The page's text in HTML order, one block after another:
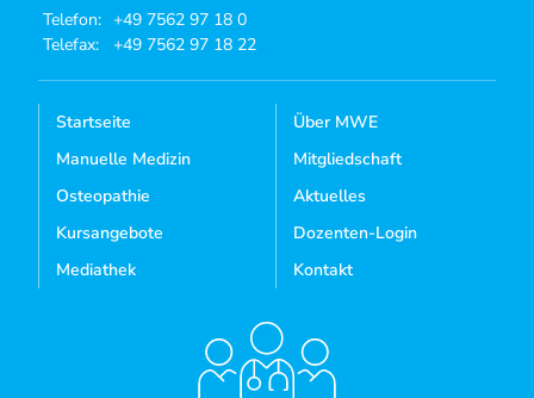
Telefon: +49 7562 97 18 0
Telefax:
+49 7562 97 18 22
Startseite
Manuelle Medizin
Osteopathie
Kursangebote
Mediathek
Über MWE
Mitgliedschaft
Aktuelles
Dozenten-Login
Kontakt